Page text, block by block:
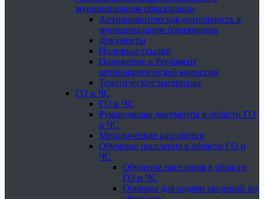
муниципальном образовании
Антинаркотическая деятельность в
муниципальном образовании
Документы
Полезные ссылки
Положение и Регламент
антинаркотической комиссии
Тематические материалы
ГО и ЧС
ГО и ЧС
Руководящие документы в области ГО
и ЧС
Методические разработки
Обучение населения в области ГО и
ЧС
Обучение населения в области
ГО и ЧС
Образцы для подачи сведений по